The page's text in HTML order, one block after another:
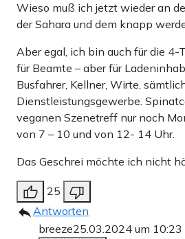
Wieso muß ich jetzt wieder an
der Sahara und dem knapp
Aber egal, ich bin auch für die 4-
für Beamte – aber für
Busfahrer, Kellner, Wirte,
Dienstleistungsgewerbe.
veganen Szenetreff nur noch
von 7 – 10 und von 12- 14 Uhr.
Das Geschrei möchte ich nicht
25
Antworten
breeze25.03.2024 um